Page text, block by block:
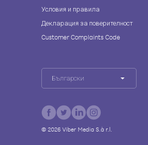
Условия и правила
Декларация за поверителност
Customer Complaints Code
Български
© 2026Viber Media S.à r.l.